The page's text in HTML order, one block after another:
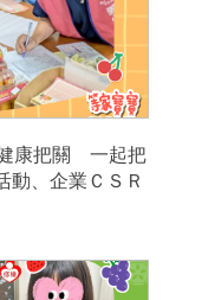
康把關 一起把
動、企業ＣＳＲ